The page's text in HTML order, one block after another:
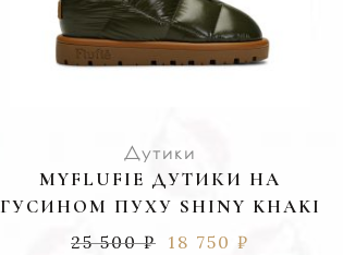
Дутики
MYFLUFIE ДУТИКИ НА
ГУСИНОМ ПУХУ SHINY KHAKI
25 500₽ 18 750 ₽